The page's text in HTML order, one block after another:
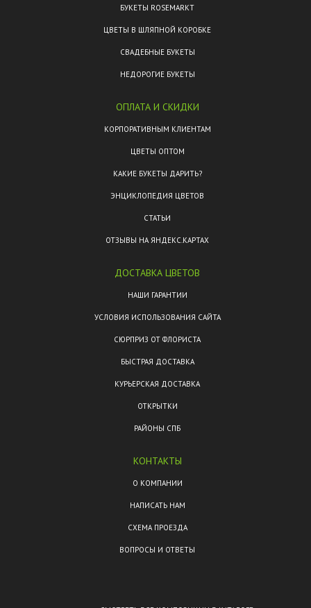
БУКЕТЫ ROSEMARKT
ЦВЕТЫ В ШЛЯПНОЙ КОРОБКЕ
СВАДЕБНЫЕ БУКЕТЫ
НЕДОРОГИЕ БУКЕТЫ
ОПЛАТА И СКИДКИ
КОРПОРАТИВНЫМ КЛИЕНТАМ
ЦВЕТЫ ОПТОМ
КАКИЕ БУКЕТЫ ДАРИТЬ?
ЭНЦИКЛОПЕДИЯ ЦВЕТОВ
СТАТЬИ
ОТЗЫВЫ НА ЯНДЕКС.КАРТАХ
ДОСТАВКА ЦВЕТОВ
НАШИ ГАРАНТИИ
УСЛОВИЯ ИСПОЛЬЗОВАНИЯ САЙТА
СЮРПРИЗ ОТ ФЛОРИСТА
БЫСТРАЯ ДОСТАВКА
КУРЬЕРСКАЯ ДОСТАВКА
ОТКРЫТКИ
РАЙОНЫ СПБ
КОНТАКТЫ
О КОМПАНИИ
НАПИСАТЬ НАМ
СХЕМА ПРОЕЗДА
ВОПРОСЫ И ОТВЕТЫ